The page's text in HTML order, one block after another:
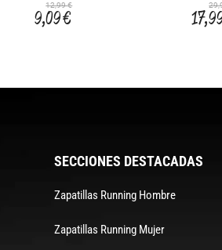
12,99 €
9,09 €
SECCIONES DESTACADAS
Zapatillas Running Hombre
Zapatillas Running Mujer